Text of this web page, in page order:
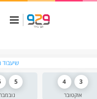
שיעבוד
אוקטובר
3
4
נובמבר
5